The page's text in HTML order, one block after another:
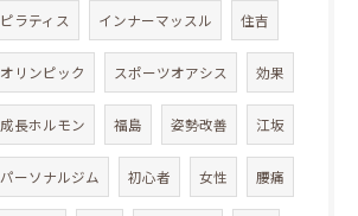
ピラティス インナーマッスル 住吉
オリンピック スポーツオアシス 効果
成長ホルモン 福島 姿勢改善 江坂
パーソナルジム 初心者 女性 腰痛